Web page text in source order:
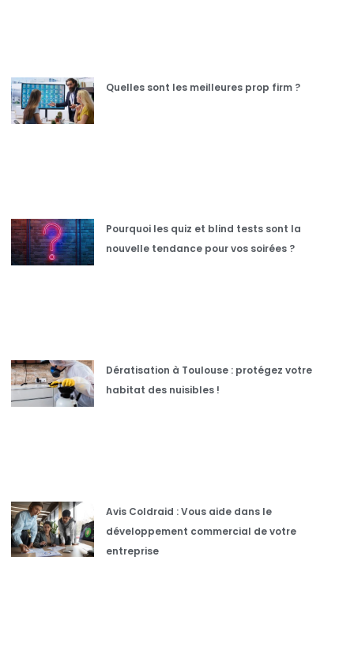
Quelles sont les meilleures prop firm ?
Pourquoi les quiz et blind tests sont la
nouvelle tendance pour vos soirées ?
Dératisation à Toulouse : protégez votre
habitat des nuisibles !
Avis Coldraid : Vous aide dans le
développement commercial de votre
entreprise